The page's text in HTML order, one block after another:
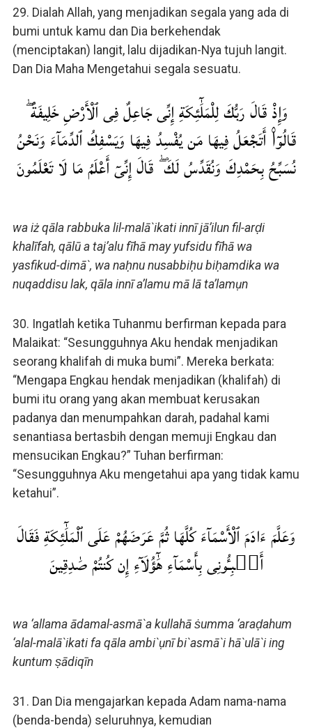
29. Dialah Allah, yang menjadikan segala yang ada di
bumi untuk kamu dan Dia berkehendak
(menciptakan) langit, lalu dijadikan-Nya tujuh langit.
Dan Dia Maha Mengetahui segala sesuatu.
وَإِذْ قَالَ رَبُّكَ لِلْمَلَٰٓئِكَةِ إِنِّى جَاعِلٌ فِى ٱلْأَرْضِ خَلِيفَةً ۖ
قَالُوٓا۟ أَتَجْعَلُ فِيهَا مَن يُفْسِدُ فِيهَا وَيَسْفِكُ ٱلدِّمَآءَ وَنَحْنُ
نُسَبِّحُ بِحَمْدِكَ وَنُقَدِّسُ لَكَ ۖ قَالَ إِنِّىٓ أَعْلَمُ مَا لَا تَعْلَمُونَ
wa iż qāla rabbuka lil-malā`ikati innī jā’ilun fil-arḍi
khalīfah, qālū a taj’alu fīhā may yufsidu fīhā wa
yasfikud-dimā`, wa naḥnu nusabbiḥu biḥamdika wa
nuqaddisu lak, qāla innī a’lamu mā lā ta’lamụn
30. Ingatlah ketika Tuhanmu berfirman kepada para
Malaikat: “Sesungguhnya Aku hendak menjadikan
seorang khalifah di muka bumi”. Mereka berkata:
“Mengapa Engkau hendak menjadikan (khalifah) di
bumi itu orang yang akan membuat kerusakan
padanya dan menumpahkan darah, padahal kami
senantiasa bertasbih dengan memuji Engkau dan
mensucikan Engkau?” Tuhan berfirman:
“Sesungguhnya Aku mengetahui apa yang tidak kamu
ketahui”.
وَعَلَّمَ ءَادَمَ ٱلْأَسْمَآءَ كُلَّهَا ثُمَّ عَرَضَهُمْ عَلَى ٱلْمَلَٰٓئِكَةِ فَقَالَ
أَنۢبِـُٔونِى بِأَسْمَآءِ هَٰٓؤُلَآءِ إِن كُنتُمْ صَٰدِقِينَ
wa ‘allama ādamal-asmā`a kullahā ṡumma ‘araḍahum
‘alal-malā`ikati fa qāla ambi`ụnī bi`asmā`i hā`ulā`i ing
kuntum ṣādiqīn
31. Dan Dia mengajarkan kepada Adam nama-nama
(benda-benda) seluruhnya, kemudian